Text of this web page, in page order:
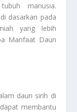
manusia.
dasarkan pada
yang lebih
Manfaat Daun
daun sirih di
membantu